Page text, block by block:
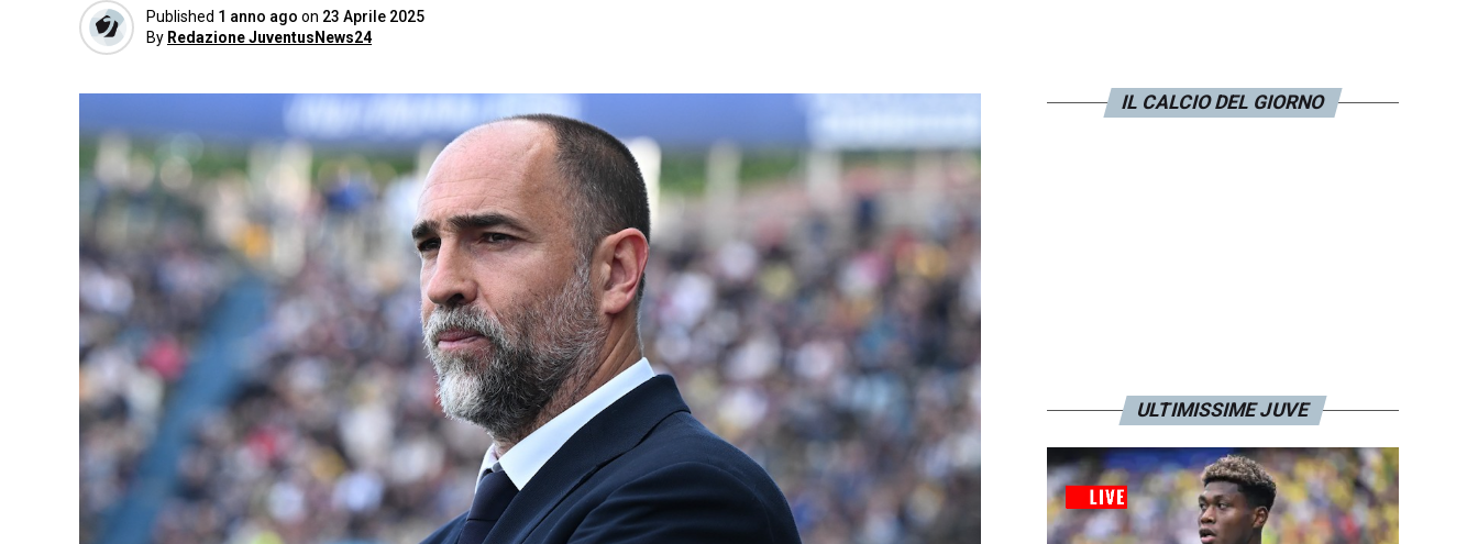
Published 1 anno ago on 23 Aprile 2025
By Redazione JuventusNews24
IL CALCIO DEL GIORNO
ULTIMISSIME JUVE